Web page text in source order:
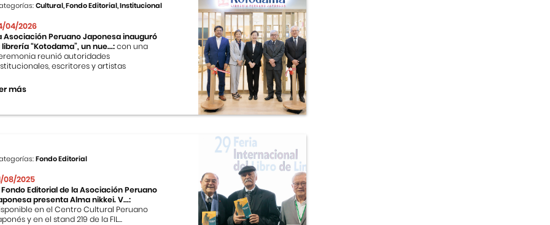
Cultural, Fondo Editorial, Institucional
04/2026
Asociación Peruano Japonesa inauguró
librería “Kotodama”, un nue...:con una
reunió autoridades
escritores y artistas
más
Fondo Editorial
08/2025
Fondo Editorial de la Asociación Peruano
presenta Alma nikkei. V...:
en el Centro Cultural Peruano
y en el stand 219 de la FIL...